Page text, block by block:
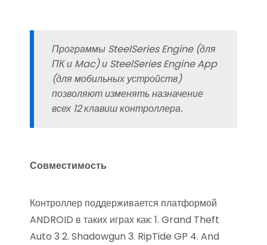
Программы SteelSeries Engine (для
ПК и Mac) и SteelSeries Engine App
(для мобильных устройств)
позволяют изменять назначение
всех 12 клавиш контроллера.
Совместимость
Контроллер поддерживается платформой
ANDROID в таких играх как: 1. Grand Theft
Auto 3 2. Shadowgun 3. RipTide GP 4. And